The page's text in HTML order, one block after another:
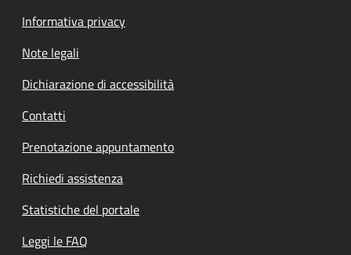
Informativa privacy
Note legali
Dichiarazione di accessibilità
Contatti
Prenotazione appuntamento
Richiedi assistenza
Statistiche del portale
Leggi le FAQ